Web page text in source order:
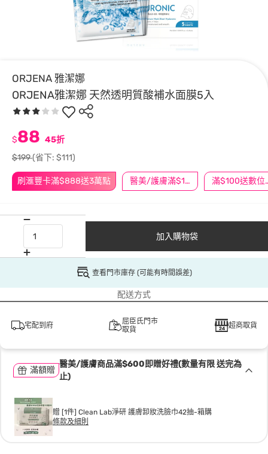
ORJENA 雅潔娜
ORJENA雅潔娜 天然透明質酸補水面膜5入
刷滙豐卡滿$888送3萬點 醫美/護膚滿$1200送$200 滿
$88 45折
$199(省下: $111)
加入購物袋
查看門市庫存 (可能有時間誤差)
配送方式
宅配到府
屈臣氏門市
取貨
超商取貨
滿額贈
醫美/護膚商品滿$600即贈好禮(數量有限 送完為
止)
贈 [1件] Clean Lab淨研 護膚卸妝洗臉巾42抽-箱購
條款及細則